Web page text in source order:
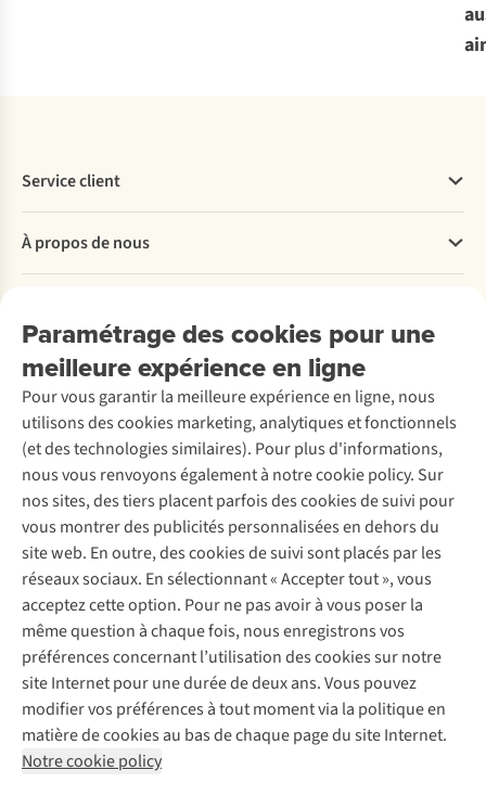
Paramétrage des cookies pour une
meilleure expérience en ligne
Pour vous garantir la meilleure expérience en ligne, nous
utilisons des cookies marketing, analytiques et fonctionnels
(et des technologies similaires). Pour plus d'informations,
nous vous renvoyons également à notre cookie policy. Sur
nos sites, des tiers placent parfois des cookies de suivi pour
vous montrer des publicités personnalisées en dehors du
site web. En outre, des cookies de suivi sont placés par les
réseaux sociaux. En sélectionnant « Accepter tout », vous
acceptez cette option. Pour ne pas avoir à vous poser la
même question à chaque fois, nous enregistrons vos
préférences concernant l’utilisation des cookies sur notre
site Internet pour une durée de deux ans. Vous pouvez
modifier vos préférences à tout moment via la politique en
matière de cookies au bas de chaque page du site Internet.
Notre cookie policy
Service client
Commander
Payer
Retourner
Rétractation d'une commande
Entretien & réparations
Garantie
Contactez-nous
À propos de nous
Entreprise responsable
À propos d’Ayacucho
Nos magasins
À propos d’A.S.Adventure
Déclaration d'accessibilité
Location / Location sports d’hiver
Seconde-main
Entretien de ski
Service de lavage
Entretien de chaussures
Réparation de chaussures
Réparation de vêtements
Retouches
Pour les entreprises
Découvrez
A.S.Magazine
Explore Camp
Expertise & conseils
Abonnez-vous à la newsletter
Suivez-nous
Mentions légales
Politique de confidentialité
Conditions générales
Cookie Policy